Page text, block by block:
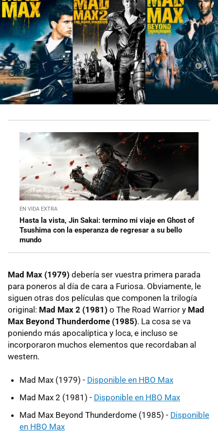
EN VIDA EXTRA
Hasta la vista, Jin Sakai: termino mi viaje en Ghost of
Tsushima con la esperanza de regresar a su bello
mundo
Mad Max (1979) debería ser vuestra primera parada
para poneros al día de cara a Furiosa. Obviamente, le
siguen otras dos películas que componen la trilogía
original: Mad Max 2 (1981) o The Road Warrior y Mad
Max Beyond Thunderdome (1985). La cosa se va
poniendo más apocalíptica y loca, e incluso se
incorporaron muchos elementos que recordaban al
western.
Mad Max (1979) - Disponible en HBO Max
Mad Max 2 (1981) - Disponible en HBO Max
Mad Max Beyond Thunderdome (1985) - Disponible
en HBO Max